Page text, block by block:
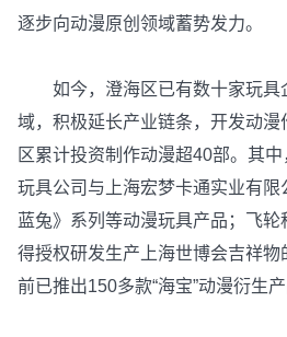
逐步向动漫原创领域蓄势发力。
如今，澄海区已有数十家玩具
域，积极延长产业链条，开发动
区累计投资制作动漫超40部。其
玩具公司与上海宏梦卡通实业有
蓝兔》系列等动漫玩具产品；飞
得授权研发生产上海世博会吉祥物
前已推出150多款“海宝”动漫衍生